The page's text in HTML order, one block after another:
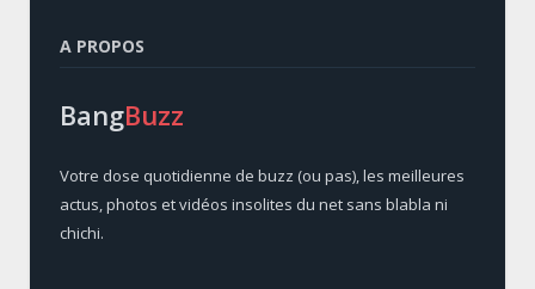
A PROPOS
BangBuzz
Votre dose quotidienne de buzz (ou pas), les meilleures
actus, photos et vidéos insolites du net sans blabla ni
chichi.